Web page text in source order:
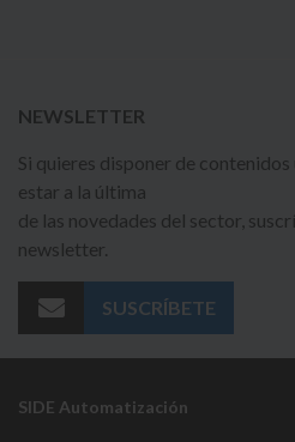
NEWSLETTER
Si quieres disponer de
estar a la última
de las novedades del sector,
newsletter.
SUSCRÍBETE
SIDE Automatización